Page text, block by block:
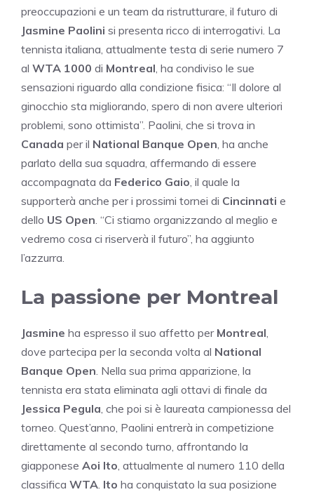
preoccupazioni e un team da ristrutturare, il futuro di
Jasmine Paolini si presenta ricco di interrogativi. La
tennista italiana, attualmente testa di serie numero 7
al WTA 1000 di Montreal , ha condiviso le sue
sensazioni riguardo alla condizione fisica: “Il dolore al
ginocchio sta migliorando, spero di non avere ulteriori
problemi, sono ottimista”. Paolini, che si trova in
Canada per il National Banque Open , ha anche
parlato della sua squadra, affermando di essere
accompagnata da Federico Gaio , il quale la
supporterà anche per i prossimi tornei di Cincinnati e
dello US Open . “Ci stiamo organizzando al meglio e
vedremo cosa ci riserverà il futuro”, ha aggiunto
l’azzurra.
La passione per Montreal
Jasmine ha espresso il suo affetto per Montreal
dove partecipa per la seconda volta al National
Banque Open . Nella sua prima apparizione, la
tennista era stata eliminata agli ottavi di finale da
Jessica Pegula , che poi si è laureata campionessa del
torneo. Quest’anno, Paolini entrerà in competizione
direttamente al secondo turno, affrontando la
giapponese Aoi Ito , attualmente al numero 110 della
classifica WTA Ito ha conquistato la sua posizione